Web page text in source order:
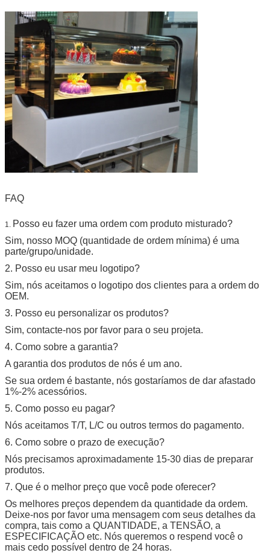
FAQ
1.
Posso eu fazer uma ordem com produto misturado?
Sim, nosso MOQ (quantidade de ordem mínima) é uma
parte/grupo/unidade.
2. Posso eu usar meu logotipo?
Sim, nós aceitamos o logotipo dos clientes para a ordem do
OEM.
3. Posso eu personalizar os produtos?
Sim, contacte-nos por favor para o seu projeta.
4. Como sobre a garantia?
A garantia dos produtos de nós é um ano.
Se sua ordem é bastante, nós gostaríamos de dar afastado
1%-2% acessórios.
5. Como posso eu pagar?
Nós aceitamos T/T, L/C ou outros termos do pagamento.
6. Como sobre o prazo de execução?
Nós precisamos aproximadamente 15-30 dias de preparar
produtos.
7. Que é o melhor preço que você pode oferecer?
Os melhores preços dependem da quantidade da ordem.
Deixe-nos por favor uma mensagem com seus detalhes da
compra, tais como a QUANTIDADE, a TENSÃO, a
ESPECIFICAÇÃO etc. Nós queremos o respend você o
mais cedo possível dentro de 24 horas.